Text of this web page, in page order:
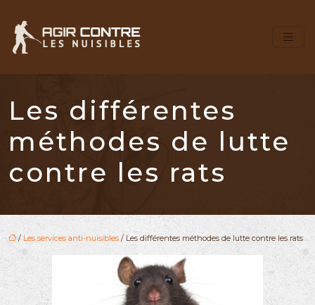
Les différentes
méthodes de lutte
contre les rats
/ Les services anti-nuisibles / Les différentes méthodes de lutte contre les rats